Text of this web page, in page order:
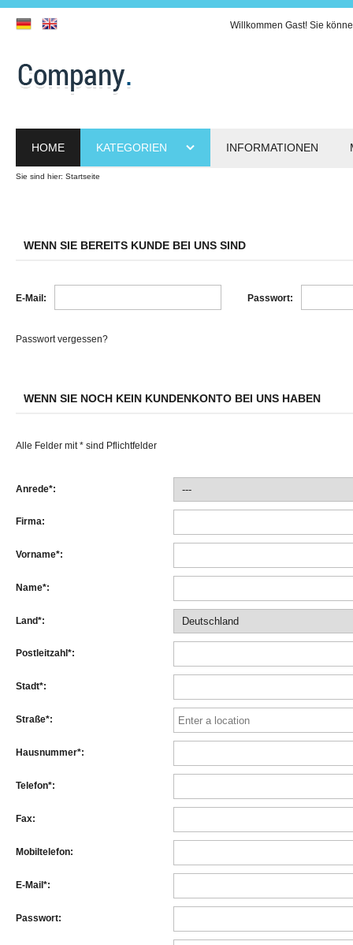
Willkommen Gast! Sie
HOME KATEGORIEN INFORMATIONEN
Sie sind hier: Startseite
WENN SIE BEREITS KUNDE BEI UNS SIND
E-Mail: Passwort:
Passwort vergessen?
WENN SIE NOCH KEIN KUNDENKONTO BEI UNS HABEN
Alle Felder mit * sind Pflichtfelder
Anrede*:
Firma:
Vorname*:
Name*:
Land*:
Postleitzahl*:
Stadt*:
Straße*:
Hausnummer*:
Telefon*:
Fax:
Mobiltelefon:
E-Mail*:
Passwort: